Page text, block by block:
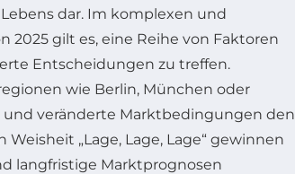
dar. Im komplexen und
gilt es, eine Reihe von Faktoren
Entscheidungen zu treffen.
wie Berlin, München oder
veränderte Marktbedingungen den
„Lage, Lage, Lage“ gewinnen
langfristige Marktprognosen